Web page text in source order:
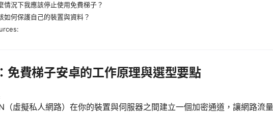
情況下我應該停止使用免費梯子？
如何保護自己的裝置與資料？
免費梯子安卓的工作原理與選型要點
（虛擬私人網路）在你的裝置與伺服器之間建立一個加密通道，讓網路流